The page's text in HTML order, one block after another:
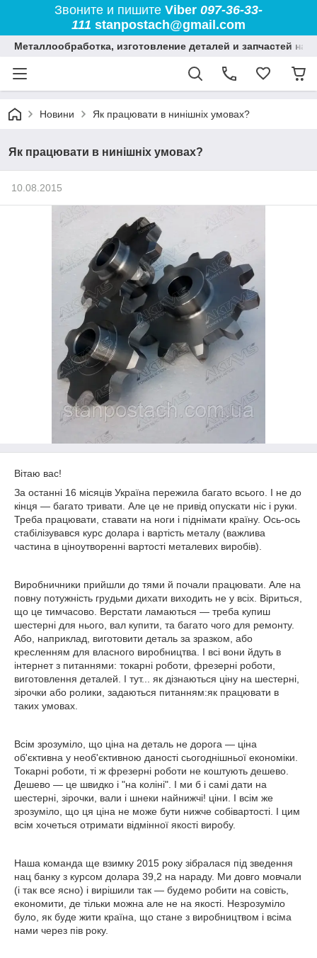
Звоните и пишите Viber 097-36-33-
111 stanpostach@gmail.com
Металлообработка, изготовление деталей и запчастей на
Новини Як працювати в нинішніх умовах?
Як працювати в нинішніх умовах?
10.08.2015
Вітаю вас!
За останні 16 місяців Україна пережила багато всього. І не до
кінця ― багато тривати. Але це не привід опускати ніс і руки.
Треба працювати, ставати на ноги і піднімати країну. Ось-ось
стабілізувався курс долара і вартість металу (важлива
частина в ціноутворенні вартості металевих виробів).
Виробничники прийшли до тями й почали працювати. Але на
повну потужність грудьми дихати виходить не у всіх. Віриться,
що це тимчасово. Верстати ламаються ― треба купиш
шестерні для нього, вал купити, та багато чого для ремонту.
Або, наприклад, виготовити деталь за зразком, або
кресленням для власного виробництва. І всі вони йдуть в
інтернет з питаннями: токарні роботи, фрезерні роботи,
виготовлення деталей. І тут... як дізнаються ціну на шестерні,
зірочки або ролики, задаються питанням:як працювати в
таких умовах.
Всім зрозуміло, що ціна на деталь не дорога ― ціна
об'єктивна у необ'єктивною даності сьогоднішньої економіки.
Токарні роботи, ті ж фрезерні роботи не коштують дешево.
Дешево ― це швидко і "на коліні". І ми б і самі дати на
шестерні, зірочки, вали і шнеки найнижчі! ціни. І всім же
зрозуміло, що ця ціна не може бути нижче собівартості. І цим
всім хочеться отримати відмінної якості виробу.
Наша команда ще взимку 2015 року зібралася під зведення
нац банку з курсом долара 39,2 на нараду. Ми довго мовчали
(і так все ясно) і вирішили так ― будемо робити на совість,
економити, де тільки можна але не на якості. Незрозуміло
було, як буде жити країна, що стане з виробництвом і всіма
нами через пів року.